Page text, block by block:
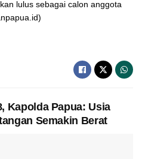
lulus sebagai calon anggota
Kapolda Papua: Usia
Semakin Berat